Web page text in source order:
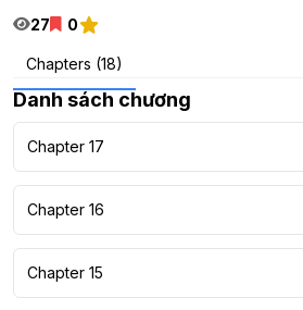
27
0
Chapters (18)
Danh sách chương
Chapter 17
Chapter 16
Chapter 15